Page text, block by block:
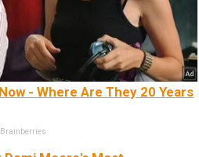
- Where Are They 20 Years
Brainberries